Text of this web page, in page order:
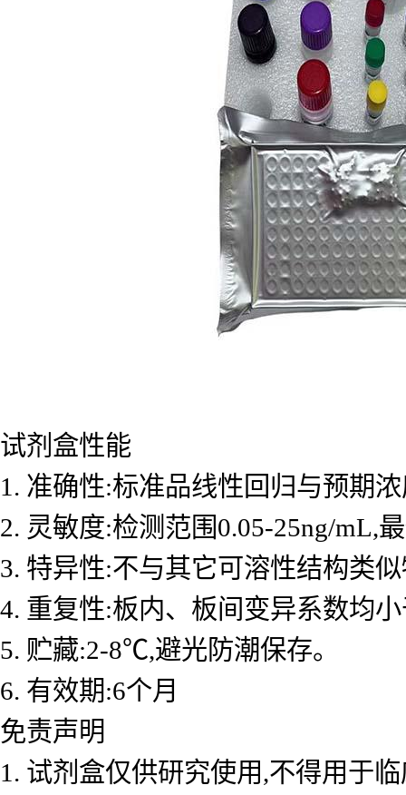
试剂盒性能
1. 准确性:标准品线性回归与预期
2. 灵敏度:检测范围0.05-25ng/mL,
3. 特异性:不与其它可溶性结构类
4. 重复性:板内、板间变异系数均
5. 贮藏:2-8℃,避光防潮保存。
6. 有效期:6个月
免责声明
1. 试剂盒仅供研究使用,不得用于